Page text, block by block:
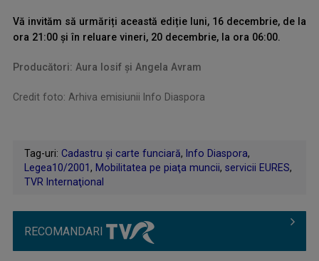
Vă invităm să urmăriți această ediție luni, 16 decembrie, de la
ora 21:00 și în reluare vineri, 20 decembrie, la ora 06:00.
Producători: Aura Iosif și Angela Avram
Credit foto: Arhiva emisiunii Info Diaspora
Tag-uri: Cadastru şi carte funciară, Info Diaspora,
Legea10/2001 , Mobilitatea pe piaţa muncii, servicii EURES,
TVR Internaţional
RECOMANDARI